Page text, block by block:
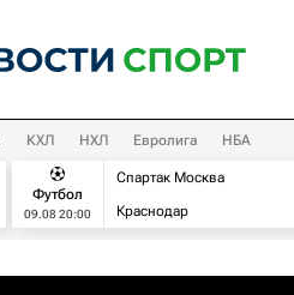
КХЛ НХЛ Евролига НБА
Футбол
09.08 20:00
Спартак Москва
Краснодар